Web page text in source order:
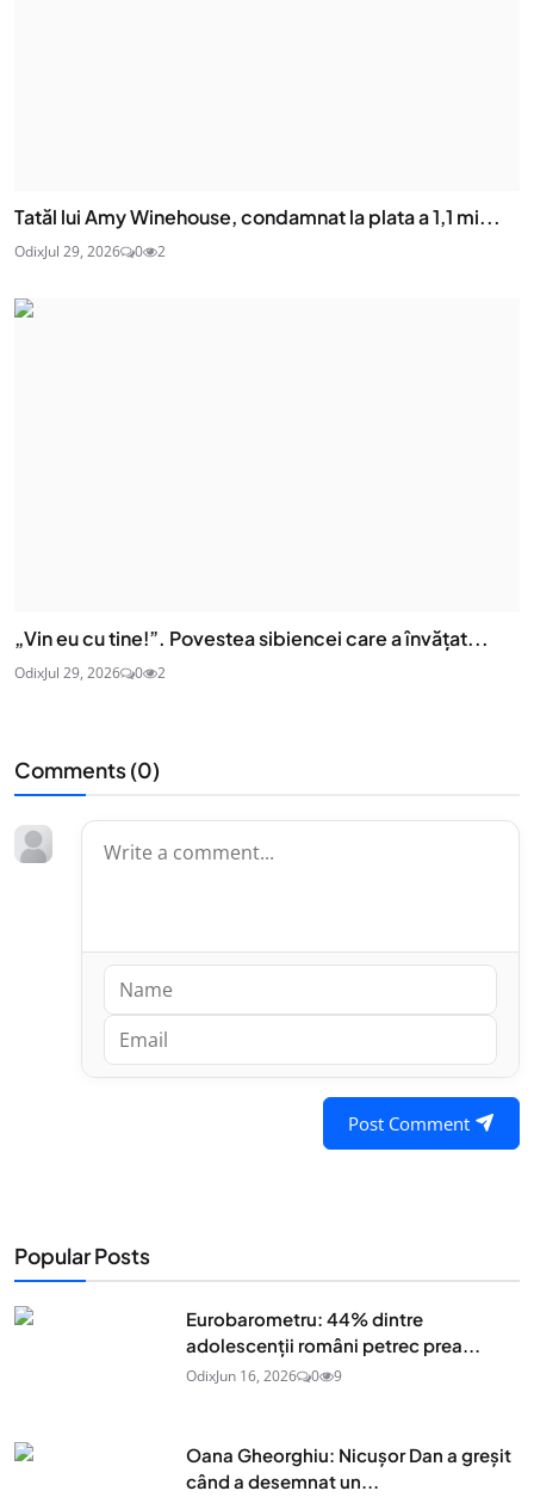
Tatăl lui Amy Winehouse, condamnat la plata a 1,1 mi...
OdixJul 29, 2026 0 2
„Vin eu cu tine!”. Povestea sibiencei care a învățat...
OdixJul 29, 2026 0 2
Comments (0)
Post Comment
Popular Posts
Eurobarometru: 44% dintre
adolescenţii români petrec prea...
OdixJun 16, 2026 0 9
Oana Gheorghiu: Nicușor Dan a greșit
când a desemnat un...